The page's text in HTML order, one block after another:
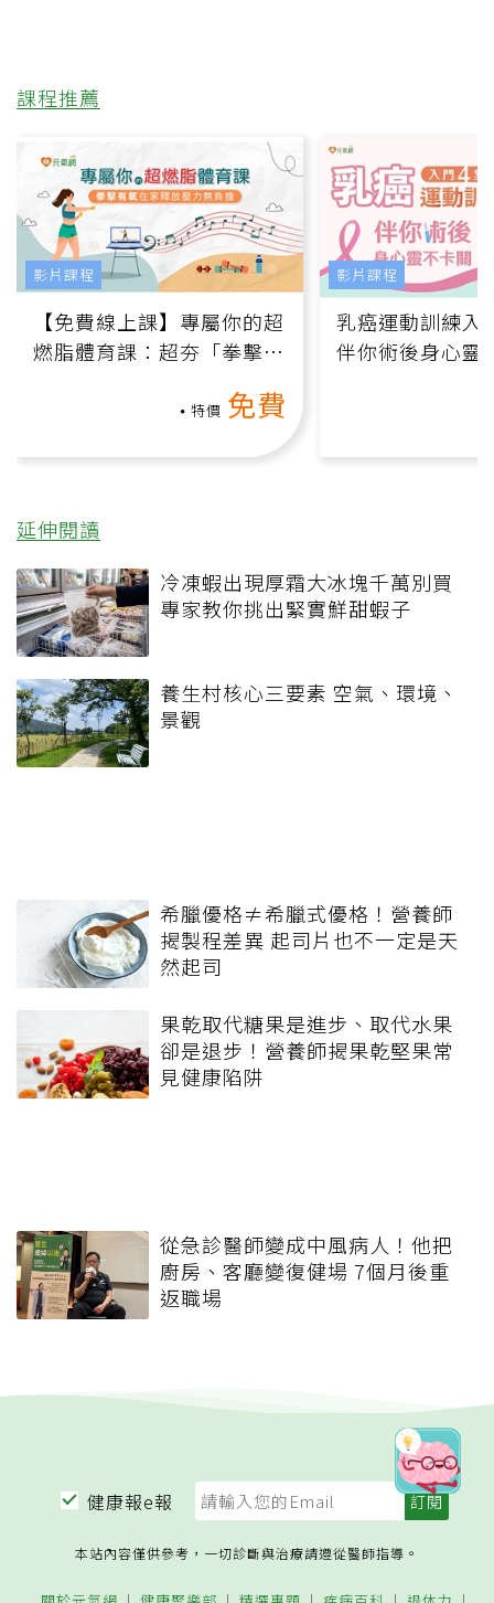
課程推薦
【免費線上課】專屬你的超
燃脂體育課：超夯「拳擊有
特價 免費
影片課程
乳癌運動訓練入
伴你術後身心靈
影片課程
延伸閱讀
冷凍蝦出現厚霜大冰塊千萬別買
專家教你挑出緊實鮮甜蝦子
養生村核心三要素 空氣、環境、
景觀
希臘優格≠希臘式優格！營養師
揭製程差異 起司片也不一定是天
然起司
果乾取代糖果是進步、取代水果
卻是退步！營養師揭果乾堅果常
見健康陷阱
從急診醫師變成中風病人！他把
廚房、客廳變復健場 7個月後重
返職場
健康報e報
本站內容僅供參考，一切診斷與治療請遵從醫師指導。